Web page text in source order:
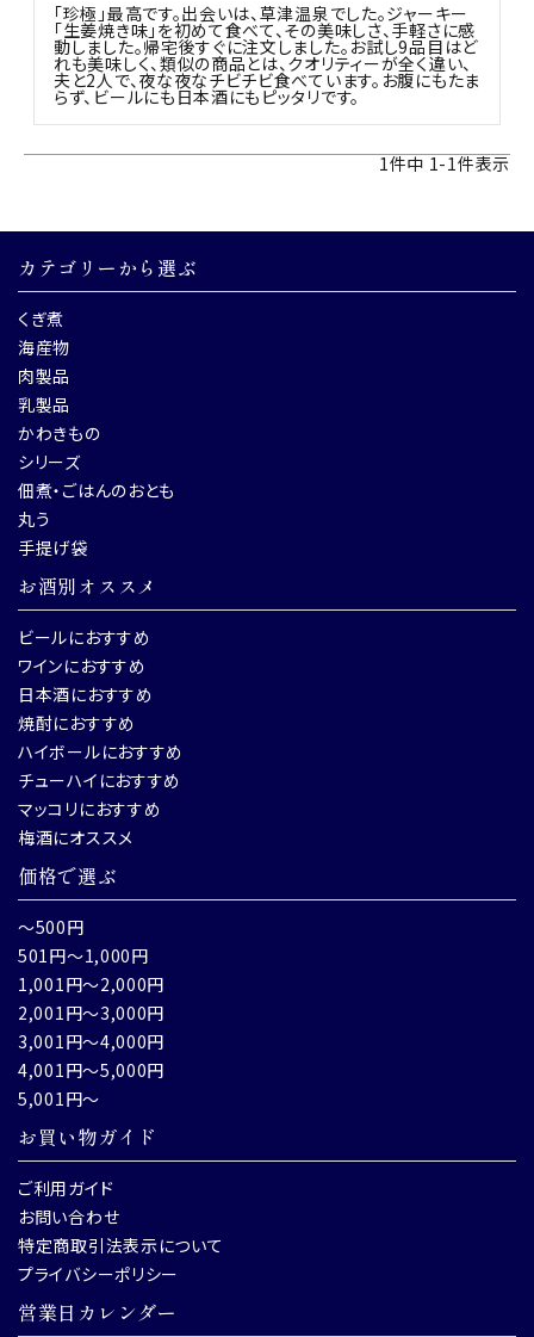
直営店
「珍極」最高です。出会いは、草津温泉でした。ジャーキー
「生姜焼き味」を初めて食べて、その美味しさ、手軽さに感
動しました。帰宅後すぐに注文しました。お試し9品目はど
れも美味しく、類似の商品とは、クオリティーが全く違い、
夫と2人で、夜な夜なチビチビ食べています。お腹にもたま
らず、ビールにも日本酒にもピッタリです。
1件中 1-1件表示
カテゴリーから選ぶ
くぎ煮
海産物
肉製品
乳製品
かわきもの
シリーズ
佃煮・ごはんのおとも
丸う
手提げ袋
お酒別オススメ
ビールにおすすめ
ワインにおすすめ
日本酒におすすめ
焼酎におすすめ
ハイボールにおすすめ
チューハイにおすすめ
マッコリにおすすめ
梅酒にオススメ
価格で選ぶ
～500円
501円～1,000円
1,001円～2,000円
2,001円～3,000円
3,001円～4,000円
4,001円～5,000円
5,001円～
お買い物ガイド
ご利用ガイド
お問い合わせ
特定商取引法表示について
プライバシーポリシー
営業日カレンダー